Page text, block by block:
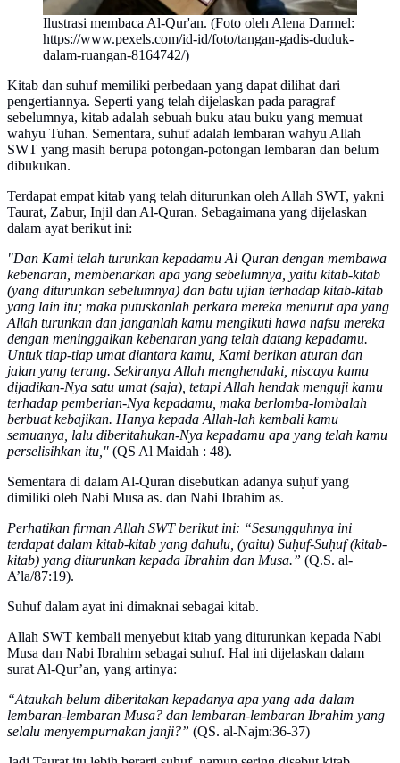
Ilustrasi membaca Al-Qur'an. (Foto oleh Alena Darmel:
https://www.pexels.com/id-id/foto/tangan-gadis-duduk-
dalam-ruangan-8164742/)
Kitab dan suhuf memiliki perbedaan yang dapat dilihat dari
pengertiannya. Seperti yang telah dijelaskan pada paragraf
sebelumnya, kitab adalah sebuah buku atau buku yang memuat
wahyu Tuhan. Sementara, suhuf adalah lembaran wahyu Allah
SWT yang masih berupa potongan-potongan lembaran dan belum
dibukukan.
Terdapat empat kitab yang telah diturunkan oleh Allah SWT, yakni
Taurat, Zabur, Injil dan Al-Quran. Sebagaimana yang dijelaskan
dalam ayat berikut ini:
"Dan Kami telah turunkan kepadamu Al Quran dengan membawa
kebenaran, membenarkan apa yang sebelumnya, yaitu kitab-kitab
(yang diturunkan sebelumnya) dan batu ujian terhadap kitab-kitab
yang lain itu; maka putuskanlah perkara mereka menurut apa yang
Allah turunkan dan janganlah kamu mengikuti hawa nafsu mereka
dengan meninggalkan kebenaran yang telah datang kepadamu.
Untuk tiap-tiap umat diantara kamu, Kami berikan aturan dan
jalan yang terang. Sekiranya Allah menghendaki, niscaya kamu
dijadikan-Nya satu umat (saja), tetapi Allah hendak menguji kamu
terhadap pemberian-Nya kepadamu, maka berlomba-lombalah
berbuat kebajikan. Hanya kepada Allah-lah kembali kamu
semuanya, lalu diberitahukan-Nya kepadamu apa yang telah kamu
perselisihkan itu," (QS Al Maidah : 48).
Sementara di dalam Al-Quran disebutkan adanya suḥuf yang
dimiliki oleh Nabi Musa as. dan Nabi Ibrahim as.
Perhatikan firman Allah SWT berikut ini: “Sesungguhnya ini
terdapat dalam kitab-kitab yang dahulu, (yaitu) Suḥuf-Suḥuf (kitab-
kitab) yang diturunkan kepada Ibrahim dan Musa.” (Q.S. al-
A’la/87:19).
Suhuf dalam ayat ini dimaknai sebagai kitab.
Allah SWT kembali menyebut kitab yang diturunkan kepada Nabi
Musa dan Nabi Ibrahim sebagai suhuf. Hal ini dijelaskan dalam
surat Al-Qur’an, yang artinya:
“Ataukah belum diberitakan kepadanya apa yang ada dalam
lembaran-lembaran Musa? dan lembaran-lembaran Ibrahim yang
selalu menyempurnakan janji?” (QS. al-Najm:36-37)